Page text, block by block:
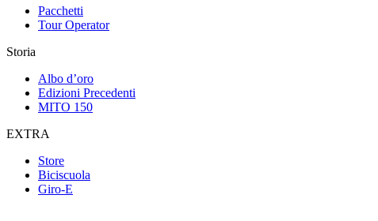
Pacchetti
Tour Operator
Storia
Albo d’oro
Edizioni Precedenti
MITO 150
EXTRA
Store
Biciscuola
Giro-E